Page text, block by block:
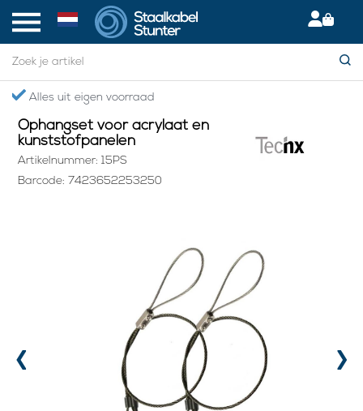
Home > Ophangset voor acrylaat en kunststofpanelen
Ophangset voor acrylaat en
kunststofpanelen
Artikelnummer: 15PS
Barcode: 7423652253250
‹ ›